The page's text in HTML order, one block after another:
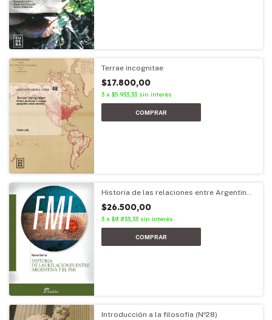
Terrae incognitae
$17.800,00
3 x $5.933,33 sin interés
Historia de las relaciones entre Argentina
$26.500,00
3 x $8.833,33 sin interés
Introducción a la filosofía (Nº28)